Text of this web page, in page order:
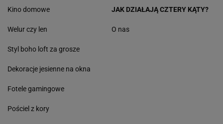
Kino domowe
Welur czy len
Styl boho loft za grosze
Dekoracje jesienne na okna
Fotele gamingowe
Pościel z kory
JAK DZIAŁAJĄ CZTERY KĄTY?
O nas